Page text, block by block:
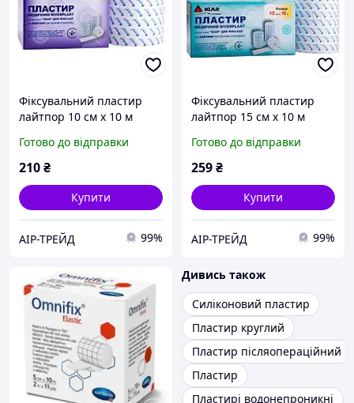
Фіксувальний пластир
лайтпор 10 см х 10 м
Готово до відправки
210₴
Купити
АІР-ТРЕЙД 99%
Фіксувальний пластир
лайтпор 15 см х 10 м
Готово до відправки
259₴
Купити
АІР-ТРЕЙД 99%
Дивись також
Силіконовий пластир
Пластир круглий
Пластир післяопераційний
Пластир
Пластирі водонепроникні